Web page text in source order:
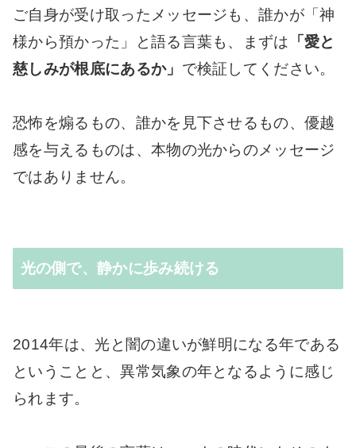
ご自身が受け取ったメッセージも、誰かが「神
様から預かった」と語る言葉も、まずは 「愛と
慈しみが根底にあるか」 で検証してください。
恐怖を煽るもの、誰かを見下させるもの、優越
感を与えるものは、本物の光からのメッセージ
ではありません。
光の側で、静かに歩み続ける
2014年は、光と闇の違いが鮮明になる年である
ということと、異常気象の年となるように感じ
られます。